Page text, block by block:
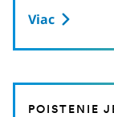
Viac
POISTENIE